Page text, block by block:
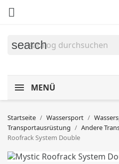

search
MENÜ
Startseite Wassersport
Transportausrüstung
Andere
Roofrack System Double